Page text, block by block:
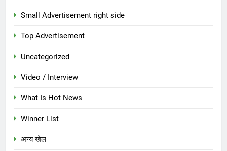
Small Advertisement right side
Top Advertisement
Uncategorized
Video / Interview
What Is Hot News
Winner List
अन्य खेल